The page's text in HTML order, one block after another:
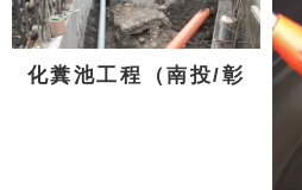
化糞池工程（南投/彰